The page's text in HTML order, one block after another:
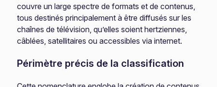
couvre un large spectre de formats et de contenus,
tous destinés principalement à être diffusés sur les
chaînes de télévision, qu’elles soient hertziennes,
câblées, satellitaires ou accessibles via internet.
Périmètre précis de la classification